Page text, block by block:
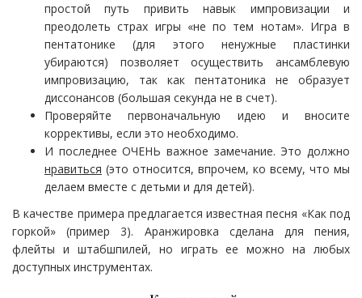
простой путь привить навык импровизации и
преодолеть страх игры «не по тем нотам». Игра в
пентатонике (для этого ненужные пластинки
убираются) позволяет осуществить ансамблевую
импровизацию, так как пентатоника не образует
диссонансов (большая секунда не в счет).
Проверяйте первоначальную идею и вносите
коррективы, если это необходимо.
И последнее ОЧЕНЬ важное замечание. Это должно
нравиться (это относится, впрочем, ко всему, что мы
делаем вместе с детьми и для детей).
В качестве примера предлагается известная песня «Как под
горкой» (пример 3). Аранжировка сделана для пения,
флейты и штабшпилей, но играть ее можно на любых
доступных инструментах.